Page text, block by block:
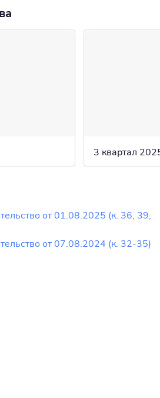
3 квартал
от 01.08.2025 (к. 36, 39,
от 07.08.2024 (к. 32-35)